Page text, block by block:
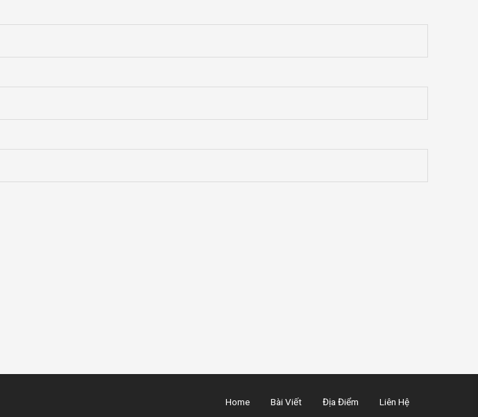
Home Bài Viết Địa Điểm Liên Hệ